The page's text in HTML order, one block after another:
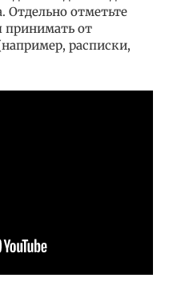
Отдельно отметьте
принимать от
расписки,